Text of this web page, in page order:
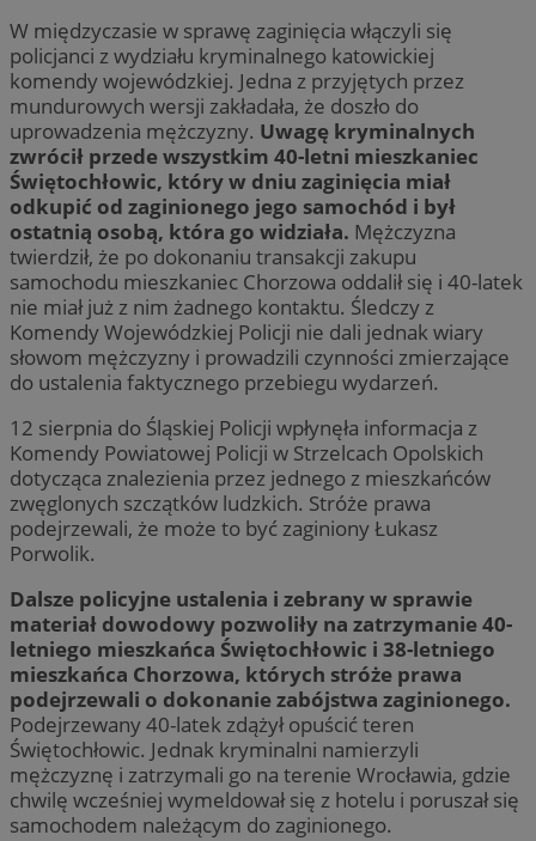
W międzyczasie w sprawę zaginięcia włączyli się
policjanci z wydziału kryminalnego katowickiej
komendy wojewódzkiej. Jedna z przyjętych przez
mundurowych wersji zakładała, że doszło do
uprowadzenia mężczyzny. Uwagę kryminalnych
zwrócił przede wszystkim 40-letni mieszkaniec
Świętochłowic, który w dniu zaginięcia miał
odkupić od zaginionego jego samochód i był
ostatnią osobą, która go widziała. Mężczyzna
twierdził, że po dokonaniu transakcji zakupu
samochodu mieszkaniec Chorzowa oddalił się i 40-latek
nie miał już z nim żadnego kontaktu. Śledczy z
Komendy Wojewódzkiej Policji nie dali jednak wiary
słowom mężczyzny i prowadzili czynności zmierzające
do ustalenia faktycznego przebiegu wydarzeń.
12 sierpnia do Śląskiej Policji wpłynęła informacja z
Komendy Powiatowej Policji w Strzelcach Opolskich
dotycząca znalezienia przez jednego z mieszkańców
zwęglonych szczątków ludzkich. Stróże prawa
podejrzewali, że może to być zaginiony Łukasz
Porwolik.
Dalsze policyjne ustalenia i zebrany w sprawie
materiał dowodowy pozwoliły na zatrzymanie 40-
letniego mieszkańca Świętochłowic i 38-letniego
mieszkańca Chorzowa, których stróże prawa
podejrzewali o dokonanie zabójstwa zaginionego.
Podejrzewany 40-latek zdążył opuścić teren
Świętochłowic. Jednak kryminalni namierzyli
mężczyznę i zatrzymali go na terenie Wrocławia, gdzie
chwilę wcześniej wymeldował się z hotelu i poruszał się
samochodem należącym do zaginionego.